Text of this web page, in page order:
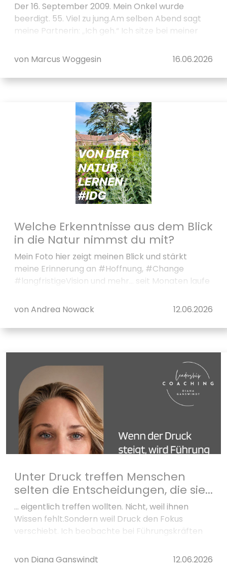
Der 16. September 2009. Mein Onkel wurde
beerdigt. 55. Viel zu jung.Am selben Abend sagt
meine Partnerin: „Ich geh.“ Ich sitze bei meiner
von Marcus Woggesin
16.06.2026
Welche Erkenntnisse aus dem Blick
in die Natur nimmst du mit?
Mein Foto hier zeigt meinen Blick und stärkt
meine Erinnerung an #Hoffnung, #Change
#langfristigeVision und mehr… seit Monaten laufe
von Andrea Nowack
12.06.2026
Unter Druck treffen Menschen
selten die Entscheidungen, die sie...
... eigentlich treffen wollten. Nicht, weil ihnen
Wissen fehlt.Sondern weil Druck den Fokus
verschiebt. Ich beobachte bei Führungskräften
von Diana Ganswindt
12.06.2026